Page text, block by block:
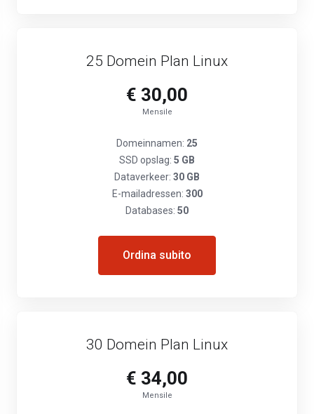
25 Domein Plan Linux
€ 30,00
Mensile
Domeinnamen: 25
SSD opslag: 5 GB
Dataverkeer: 30 GB
E-mailadressen: 300
Databases: 50
Ordina subito
30 Domein Plan Linux
€ 34,00
Mensile